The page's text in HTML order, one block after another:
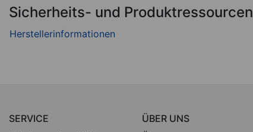
Sicherheits- und Produktressourcen
SERVICE
ÜBER UNS